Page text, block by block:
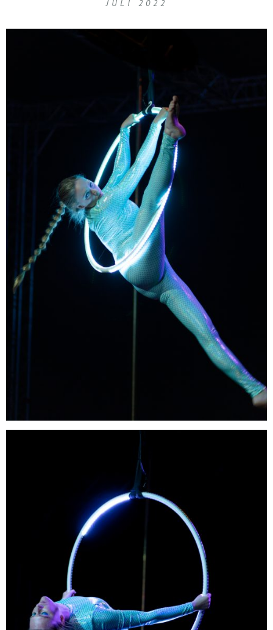
JULI 2022